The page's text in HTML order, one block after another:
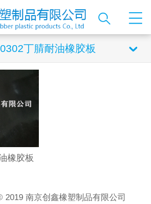
丁腈耐油橡胶板
橡胶板
2019 南京创鑫橡塑制品有限公司